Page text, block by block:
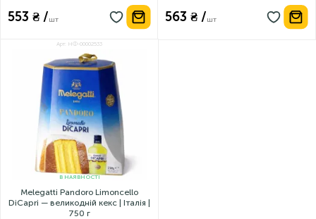
553 ₴ /шт 563 ₴ /шт
Арт: НФ-00002533
В НАЯВНОСТІ
Melegatti Pandoro Limoncello
DiCapri — великодній кекс | Італія |
750 г